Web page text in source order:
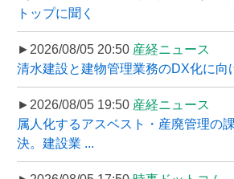
トップに聞く
►2026/08/05 20:50 産経ニュース
清水建設と建物管理業務のDX化に向
►2026/08/05 19:50 産経ニュース
属人化するアスベスト・産廃管理の
決。建設業 ...